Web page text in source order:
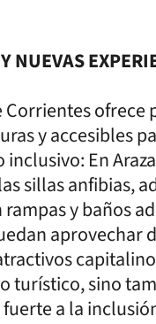
NUEVAS
Corrientes ofrece
y accesibles
inclusivo: En
sillas anfibias,
y baños
aprovechar
turístico, sino
a la